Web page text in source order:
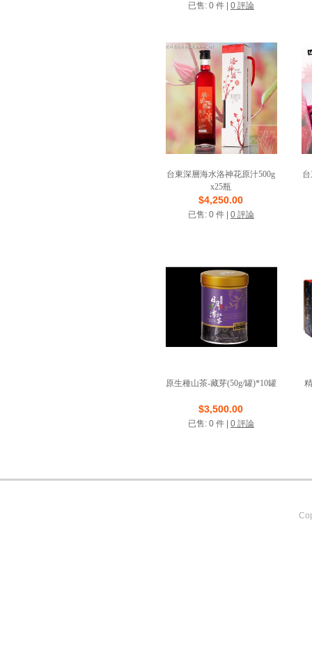
VIP商店
已售: 0 件 | 0 評論
台東深層海水洛神花原汁500g
x25瓶
店鋪名稱: 佳興食品廠
$4,250.00
已售: 0 件 | 0 評論
原生種山茶-藏芽(50g/罐)*10罐
店鋪名稱: 魚池鄉農會
VIP商店
$3,500.00
已售: 0 件 | 0 評論